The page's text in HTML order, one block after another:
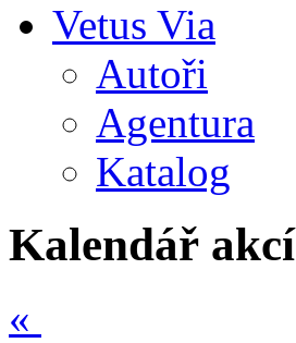
Vetus Via
Autoři
Agentura
Katalog
Kalendář akcí
«